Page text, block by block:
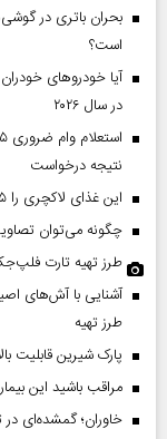
است؟
آیا خودروهای
در سال ۲۰۲۶
نتیجه درخواست
این غذای لاکچری را ۱۵ دقیقه‌ای آماده کنید
چگونه می‌توان
طرز تهیه تارت
آشنایی با آش‌های
طرز تهیه
پارک شیرین قابلیت‌
مراقب باشید این
خاوران؛ گمشده‌ای در